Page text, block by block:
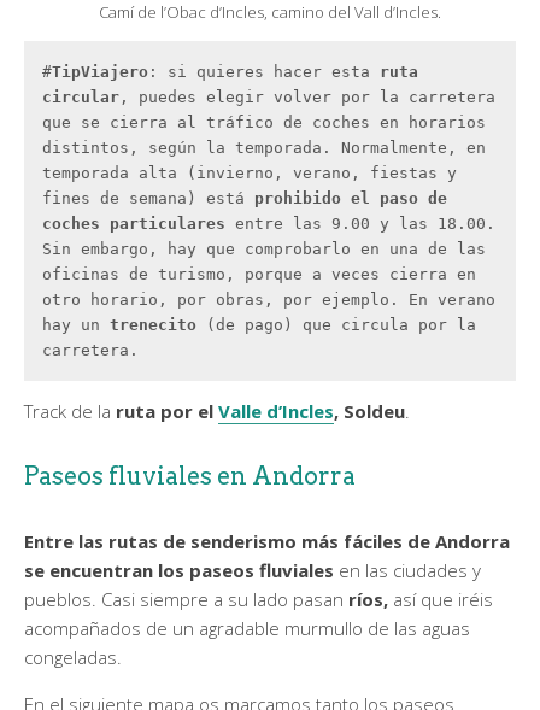
Camí de l’Obac d’Incles, camino del Vall d’Incles.
#TipViajero : si quieres hacer esta ruta
circular , puedes elegir volver por la carretera
que se cierra al tráfico de coches en horarios
distintos, según la temporada. Normalmente, en
temporada alta (invierno, verano, fiestas y
fines de semana) está prohibido el paso de
coches particulares entre las 9.00 y las 18.00.
Sin embargo, hay que comprobarlo en una de las
oficinas de turismo, porque a veces cierra en
otro horario, por obras, por ejemplo. En verano
hay un trenecito
(de pago) que circula por la
carretera.
Track de la ruta por el Valle d’Incles, Soldeu
Paseos fluviales en Andorra
Entre las rutas de senderismo más fáciles de Andorra
se encuentran los paseos fluviales en las ciudades y
pueblos. Casi siempre a su lado pasan ríos, así que iréis
acompañados de un agradable murmullo de las aguas
congeladas.
En el siguiente mapa os marcamos tanto los paseos